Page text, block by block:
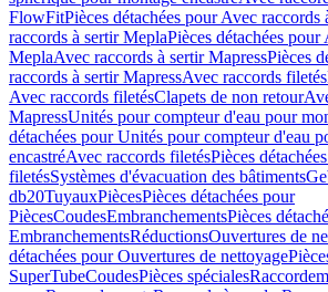
FlowFitPièces détachées pour Avec
raccords à sertir MeplaPièces détachées
MeplaAvec raccords à sertir MapressPièces
raccords à sertir MapressAvec raccords filetés
Avec raccords filetésClapets de non retour
MapressUnités pour compteur d'eau pour
détachées pour Unités pour compteur d'eau
encastréAvec raccords filetésPièces
filetésSystèmes d'évacuation des bâtiments
db20TuyauxPiècesPièces détachées pour
PiècesCoudesEmbranchementsPièces
EmbranchementsRéductionsOuvertures de
détachées pour Ouvertures de nettoyage
SuperTubeCoudesPièces spéciales